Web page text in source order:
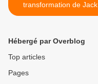
transformation de Jack
Hébergé par Overblog
Top articles
Pages